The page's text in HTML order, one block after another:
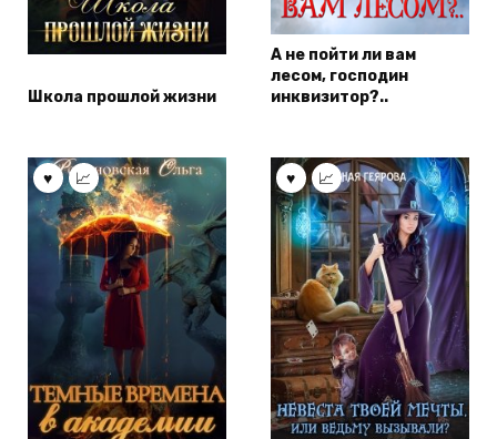
Школа прошлой жизни
А не пойти ли вам
лесом, господин
инквизитор?..